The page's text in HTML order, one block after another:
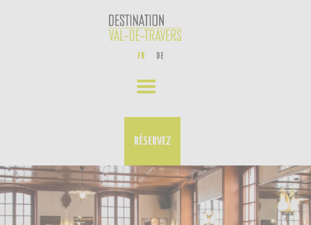
FR DE
RÉSERVEZ
EXPÉRIENCES